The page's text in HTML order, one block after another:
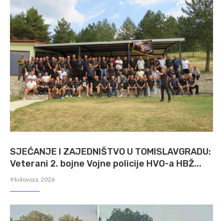
SJEĆANJE I ZAJEDNIŠTVO U TOMISLAVGRADU:
Veterani 2. bojne Vojne policije HVO-a HBŽ...
9 kolovoza, 2026